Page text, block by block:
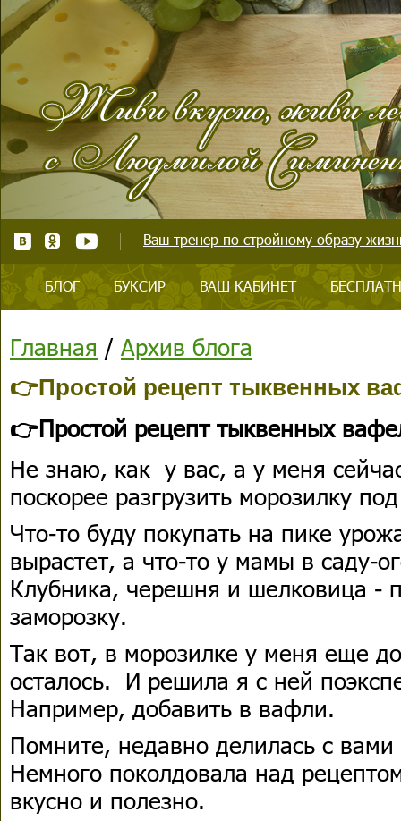
Ваш тренер по стройному образу
БЛОГ БУКСИР ВАШ КАБИНЕТ
Главная / Архив блога
👉Простой рецепт тыквенных
👉Простой рецепт тыквенных
Не знаю, как у вас, а у меня
поскорее разгрузить морозилку
Что-то буду покупать на пике
вырастет, а что-то у мамы в саду-
Клубника, черешня и шелковица -
заморозку.
Так вот, в морозилке у меня еще
осталось. И решила я с ней
Например, добавить в вафли.
Помните, недавно делилась с
Немного поколдовала над
вкусно и полезно.